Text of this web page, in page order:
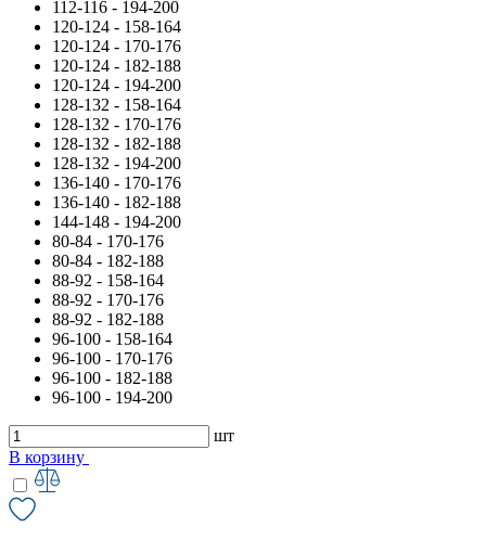
112-116 - 194-200
120-124 - 158-164
120-124 - 170-176
120-124 - 182-188
120-124 - 194-200
128-132 - 158-164
128-132 - 170-176
128-132 - 182-188
128-132 - 194-200
136-140 - 170-176
136-140 - 182-188
144-148 - 194-200
80-84 - 170-176
80-84 - 182-188
88-92 - 158-164
88-92 - 170-176
88-92 - 182-188
96-100 - 158-164
96-100 - 170-176
96-100 - 182-188
96-100 - 194-200
шт
В корзину